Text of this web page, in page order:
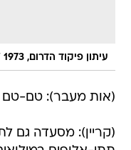
עיתון פיקוד הדרום, 1973
(אות מעבר): טם-טם
(קריין): מסעדה גם